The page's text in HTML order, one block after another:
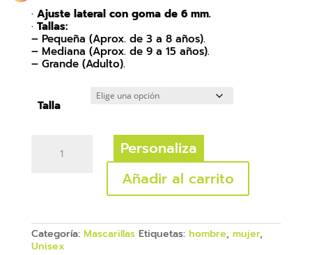
· Ajuste lateral con goma de 6 mm.
· Tallas:
– Pequeña (Aprox. de 3 a 8 años).
– Mediana (Aprox. de 9 a 15 años).
– Grande (Adulto).
Talla
Personaliza
dibujos
Añadir al carrito
Categoría: Mascarillas Etiquetas: hombre, mujer,
Unisex